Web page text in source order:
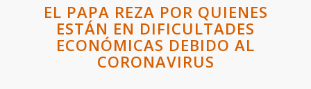
EL PAPA REZA POR QUIENES
ESTÁN EN DIFICULTADES
ECONÓMICAS DEBIDO AL
CORONAVIRUS